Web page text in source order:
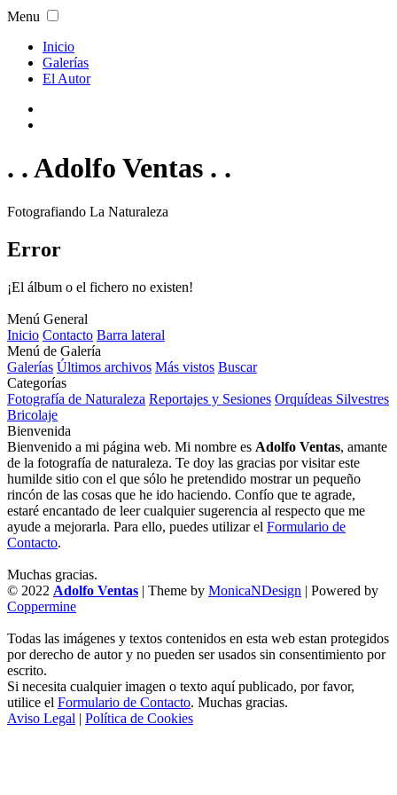
Menu
Inicio
Galerías
El Autor
. . Adolfo Ventas . .
Fotografiando La Naturaleza
Error
¡El álbum o el fichero no existen!
Menú General
Inicio Contacto Barra lateral
Menú de Galería
Galerías Últimos archivos Más vistos Buscar
Categorías
Fotografía de Naturaleza Reportajes y Sesiones Orquídeas Silvestres
Bricolaje
Bienvenida
Bienvenido a mi página web. Mi nombre es Adolfo Ventas, amante
de la fotografía de naturaleza. Te doy las gracias por visitar este
humilde sitio con el que sólo he pretendido mostrar un pequeño
rincón de las cosas que he ido haciendo. Confío que te agrade,
estaré encantado de leer cualquier sugerencia al respecto que me
ayude a mejorarla. Para ello, puedes utilizar el Formulario de
Contacto.
Muchas gracias.
© 2022 Adolfo Ventas | Theme by MonicaNDesign | Powered by
Coppermine
Todas las imágenes y textos contenidos en esta web estan protegidos
por derecho de autor y no pueden ser usados sin consentimiento por
escrito.
Si necesita cualquier imagen o texto aquí publicado, por favor,
utilice el Formulario de Contacto. Muchas gracias.
Aviso Legal | Política de Cookies